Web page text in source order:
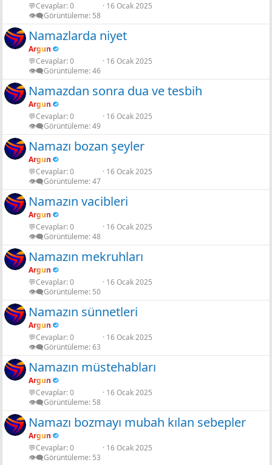
💬Cevaplar 0
👁️‍🗨️Görüntüleme 58
16 Ocak 2025
Namazlarda niyet
Argun
💬Cevaplar 0
👁️‍🗨️Görüntüleme 46
16 Ocak 2025
Namazdan sonra dua ve tesbih
Argun
💬Cevaplar 0
👁️‍🗨️Görüntüleme 49
16 Ocak 2025
Namazı bozan şeyler
Argun
💬Cevaplar 0
👁️‍🗨️Görüntüleme 47
16 Ocak 2025
Namazın vacibleri
Argun
💬Cevaplar 0
👁️‍🗨️Görüntüleme 48
16 Ocak 2025
Namazın mekruhları
Argun
💬Cevaplar 0
👁️‍🗨️Görüntüleme 50
16 Ocak 2025
Namazın sünnetleri
Argun
💬Cevaplar 0
👁️‍🗨️Görüntüleme 63
16 Ocak 2025
Namazın müstehabları
Argun
💬Cevaplar 0
👁️‍🗨️Görüntüleme 58
16 Ocak 2025
Namazı bozmayı mubah kılan sebepler
Argun
💬Cevaplar 0
👁️‍🗨️Görüntüleme 53
16 Ocak 2025